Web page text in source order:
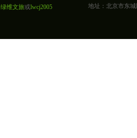
绿维文旅或lwcj2005 地址：北京市东城